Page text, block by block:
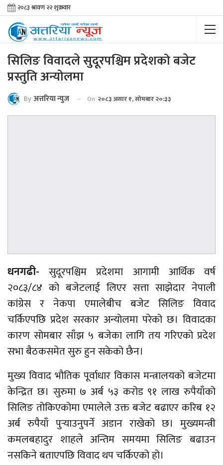
सिलिङ विवादले सुदूरपश्चिम प्रदेशको बजेट
प्रस्तुति अन्योलमा
By अत्तरिया न्युज On २०८३ असार १, सोमबार २०:३३
धनगढी- सुदूरपश्चिम प्रदेशमा आगामी आर्थिक वर्ष
२०८३/८४ को बजेटलाई लिएर सत्ता साझेदार नेपाली
कांग्रेस र नेकपा एमालेबीच बजेट सिलिङ विवाद
चर्किएपछि प्रदेश सरकार अन्योलमा परेको छ। विवादका
कारण सोमबार साँझ ५ बजेका लागि तय गरिएको प्रदेश
सभा बैठकसमेत सुरु हुन सकेको छैन।
मुख्य विवाद भौतिक पूर्वाधार विकास मन्त्रालयको बजेटमा
केन्द्रित छ। सुरुमा ७ अर्ब ५३ करोड ९१ लाख रुपैयाँको
सिलिङ तोकिएकोमा एमालेले उक्त बजेट बढाएर करिब १२
अर्ब रुपैयाँ पुर्‍याउनुपर्ने अडान राखेको छ। मुख्यमन्त्री
कमलबहादुर शाहले अन्तिम समयमा सिलिङ बढाउन
नसकिने बताएपछि विवाद थप चर्किएको हो।